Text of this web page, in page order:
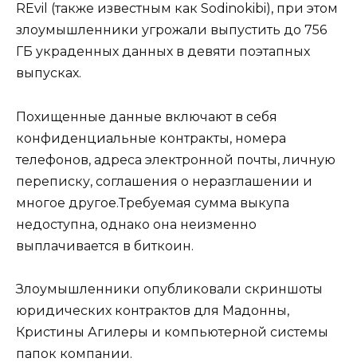
REvil (также известным как Sodinokibi), при этом
злоумышленники угрожали выпустить до 756
ГБ украденных данных в девяти поэтапных
выпусках.
Похищенные данные включают в себя
конфиденциальные контракты, номера
телефонов, адреса электронной почты, личную
переписку, соглашения о неразглашении и
многое другое.Требуемая сумма выкупа
недоступна, однако она неизменно
выплачивается в биткоин.
Злоумышленники опубликовали скриншоты
юридических контрактов для Мадонны,
Кристины Агилеры и компьютерной системы
папок компании.